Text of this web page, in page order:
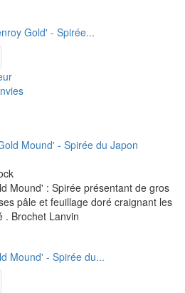
Gold' - Spirée...
Mound' : Spirée présentant de gros
pâle et feuillage doré craignant les
. Brochet Lanvin
Mound' - Spirée du...